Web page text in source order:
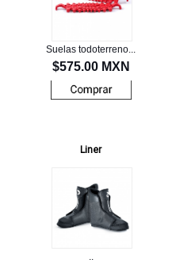
Suelas todoterreno...
$575.00 MXN
Liner
..